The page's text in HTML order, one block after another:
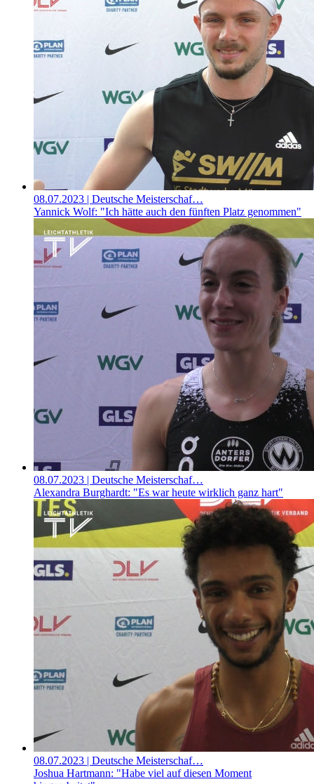
08.07.2023 | Deutsche Meisterschaf…
Yannick Wolf: "Ich hätte auch den fünften Platz genommen"
08.07.2023 | Deutsche Meisterschaf…
Alexandra Burghardt: "Es war heute wirklich ganz hart"
08.07.2023 | Deutsche Meisterschaf…
Joshua Hartmann: "Habe viel auf diesen Moment